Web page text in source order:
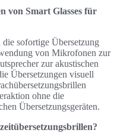
von Smart Glasses für
sofortige Übersetzung
von Mikrofonen zur
zur akustischen
Übersetzungen visuell
ohne die
Übersetzungsgeräten.